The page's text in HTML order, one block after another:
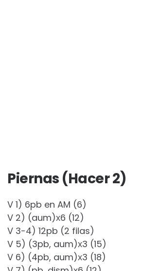
Piernas (Hacer 2)
V 1) 6pb en AM (6)
V 2) (aum)х6 (12)
V 3-4) 12pb (2 filas)
V 5) (3pb, aum)х3 (15)
V 6) (4pb, aum)х3 (18)